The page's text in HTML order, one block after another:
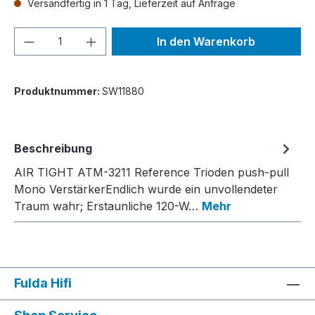
Versandfertig in 1 Tag, Lieferzeit auf Anfrage
Produkt Anzahl: Gib denIn den Warenkorb
Produktnummer: SW11880
Beschreibung
AIR TIGHT ATM-3211 Reference Trioden push-pull
Mono VerstärkerEndlich wurde ein unvollendeter
Traum wahr; Erstaunliche 120-W… Mehr
Fulda Hifi